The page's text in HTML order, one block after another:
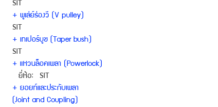
SIT
+ พูเล่ย์ร่องวี (V pulley)
SIT
+ เทเปอร์บูช (Taper bush)
SIT
+ แหวนล็อคเพลา (Powerlock)
ยี่ห้อ: SIT
+ ยอยท์และประกับเพลา
(Joint and Coupling)